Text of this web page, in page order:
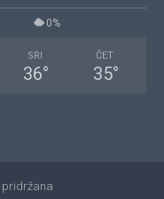
0%
SRI
36°
ČET
35°
pridržana